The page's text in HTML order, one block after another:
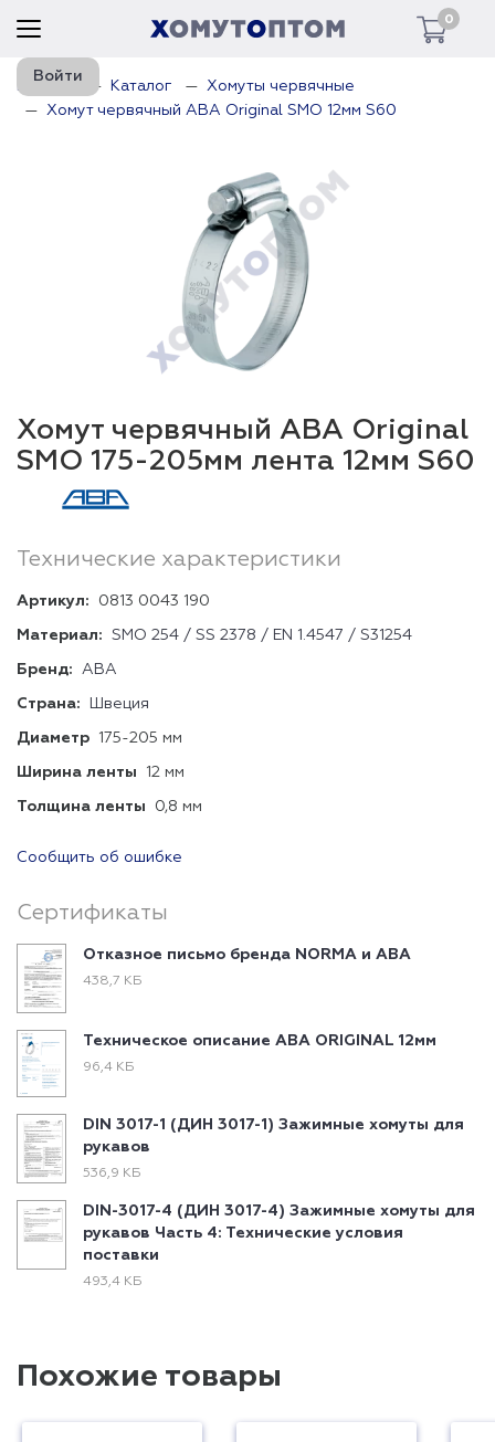
0
Войти
Главная Каталог
Хомуты червячные
Хомут червячный ABA Original SMO 12мм S60
Хомут червячный ABA Original
SMO 175-205мм лента 12мм S60
Технические характеристики
Артикул: 0813 0043 190
Материал: SMO 254 / SS 2378 / EN 1.4547 / S31254
Бренд: ABA
Страна: Швеция
Диаметр 175-205 мм
Ширина ленты 12 мм
Толщина ленты 0,8 мм
Сообщить об ошибке
Сертификаты
Отказное письмо бренда NORMA и ABA
438,7 КБ
Техническое описание ABA ORIGINAL 12мм
96,4 КБ
DIN 3017-1 (ДИН 3017-1) Зажимные хомуты для
рукавов
536,9 КБ
DIN-3017-4 (ДИН 3017-4) Зажимные хомуты для
рукавов Часть 4: Технические условия
поставки
493,4 КБ
Похожие товары